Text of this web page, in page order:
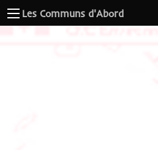
Les Communs d'Abord